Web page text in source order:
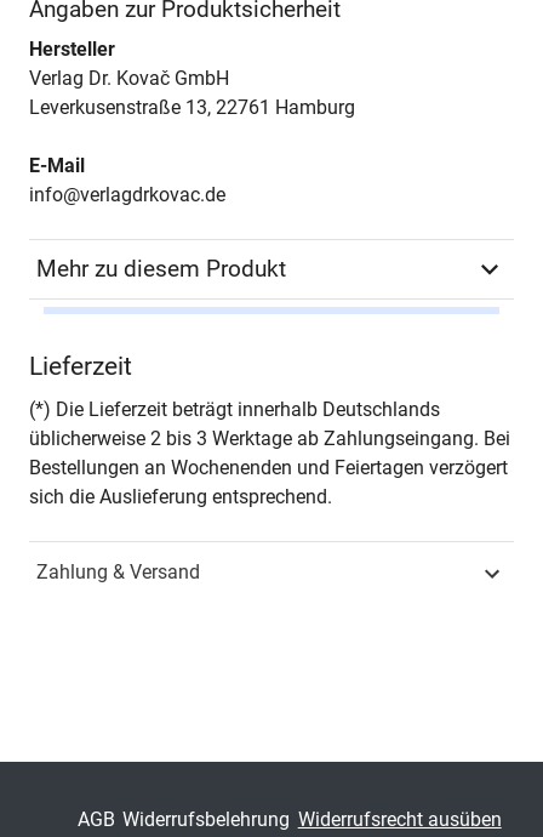
Angaben zur Produktsicherheit
Hersteller
Verlag Dr. Kovač GmbH
Leverkusenstraße 13, 22761 Hamburg
E-Mail
info@verlagdrkovac.de
Mehr zu diesem Produkt
Seiten
Jahr Hamburg 2017
Fachdisziplin
Lieferzeit
(*) Die Lieferzeit beträgt innerhalb Deutschlands
üblicherweise 2 bis 3 Werktage ab Zahlungseingang. Bei
Bestellungen an Wochenenden und Feiertagen verzögert
sich die Auslieferung entsprechend.
Zahlung & Versand
AGB Widerrufsbelehrung Widerrufsrecht ausüben